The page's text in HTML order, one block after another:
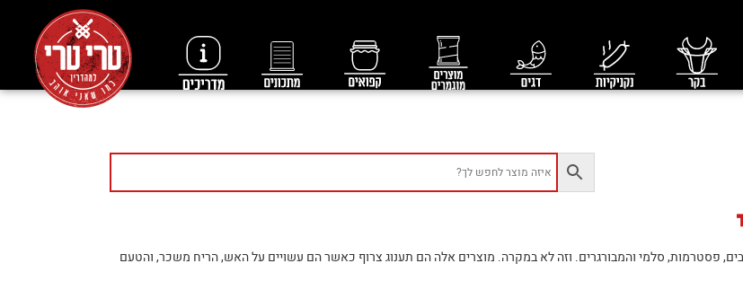
פסטרמות, סלמי והמבורגרים. וזה לא במקרה. מוצרים אלה הם תענוג צרוף כאשר הם עשויים על האש, הריח משכר, והטעם